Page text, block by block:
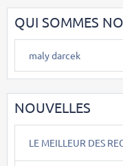
QUI SOMMES
maly darcek
NOUVELLES
LE MEILLEUR DES